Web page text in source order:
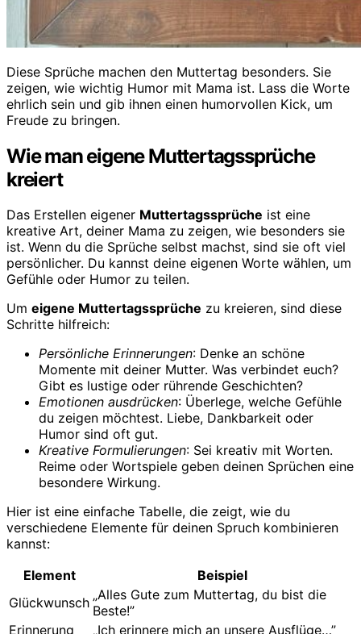
Diese Sprüche machen den Muttertag besonders. Sie
zeigen, wie wichtig Humor mit Mama ist. Lass die Worte
ehrlich sein und gib ihnen einen humorvollen Kick, um
Freude zu bringen.
Wie man eigene Muttertagssprüche
kreiert
Das Erstellen eigener Muttertagssprüche ist eine
kreative Art, deiner Mama zu zeigen, wie besonders sie
ist. Wenn du die Sprüche selbst machst, sind sie oft viel
persönlicher. Du kannst deine eigenen Worte wählen, um
Gefühle oder Humor zu teilen.
Um eigene Muttertagssprüche zu kreieren, sind diese
Schritte hilfreich:
Persönliche Erinnerungen: Denke an schöne
Momente mit deiner Mutter. Was verbindet euch?
Gibt es lustige oder rührende Geschichten?
Emotionen ausdrücken: Überlege, welche Gefühle
du zeigen möchtest. Liebe, Dankbarkeit oder
Humor sind oft gut.
Kreative Formulierungen: Sei kreativ mit Worten.
Reime oder Wortspiele geben deinen Sprüchen eine
besondere Wirkung.
Hier ist eine einfache Tabelle, die zeigt, wie du
verschiedene Elemente für deinen Spruch kombinieren
kannst:
Element
Beispiel
Glückwunsch „Alles Gute zum Muttertag, du bist die
Beste!”
Erinnerung
„Ich erinnere mich an unsere Ausflüge…”